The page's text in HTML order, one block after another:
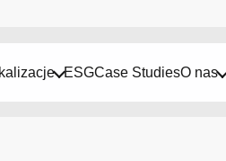
ESGCase StudiesO nas